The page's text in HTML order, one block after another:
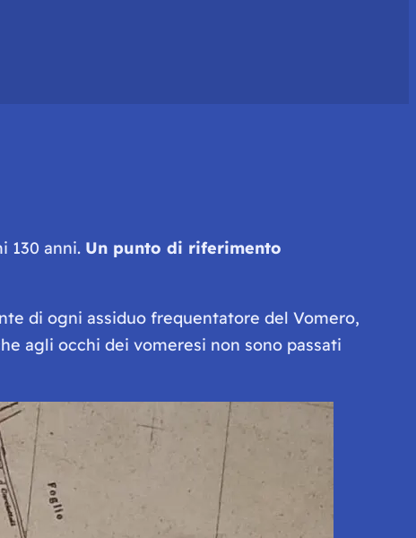
130 anni. Un punto di riferimento
di ogni assiduo frequentatore del Vomero,
agli occhi dei vomeresi non sono passati